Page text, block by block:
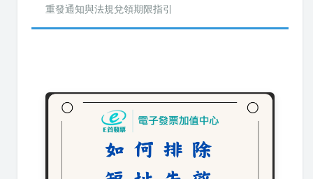
重發通知與法規兌領期限指引